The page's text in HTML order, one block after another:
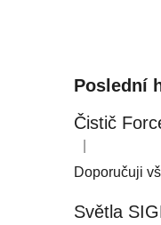
Poslední
Hodnocení
Doporučuji